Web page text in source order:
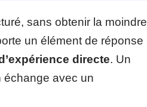
sans obtenir la moindre
un élément de réponse
directe. Un
échange avec un